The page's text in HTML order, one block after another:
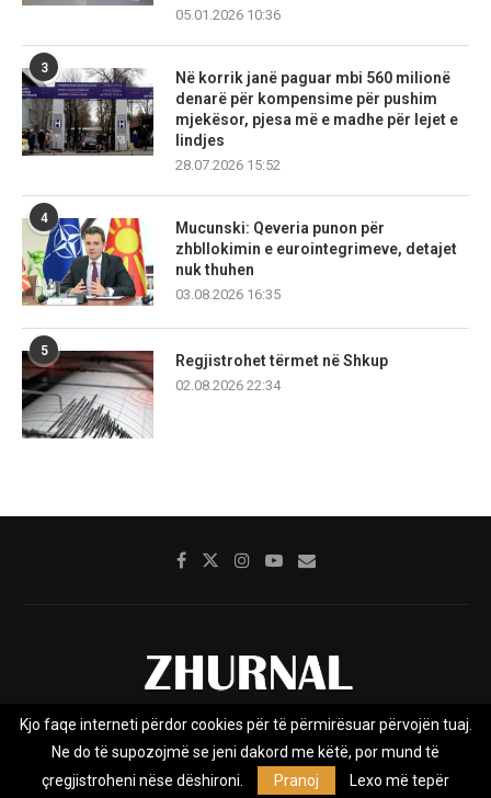
05.01.2026 10:36
3
Në korrik janë paguar mbi 560 milionë
denarë për kompensime për pushim
mjekësor, pjesa më e madhe për lejet e
lindjes
28.07.2026 15:52
4
Mucunski: Qeveria punon për
zhbllokimin e eurointegrimeve, detajet
nuk thuhen
03.08.2026 16:35
5
Regjistrohet tërmet në Shkup
02.08.2026 22:34
Rreth nesh Impresumi Marketing
Kontakt
Privacy Policy
Kjo faqe interneti përdor cookies për të përmirësuar përvojën tuaj.
Ne do të supozojmë se jeni dakord me këtë, por mund të
çregjistroheni nëse dëshironi.
Pranoj Lexo më tepër